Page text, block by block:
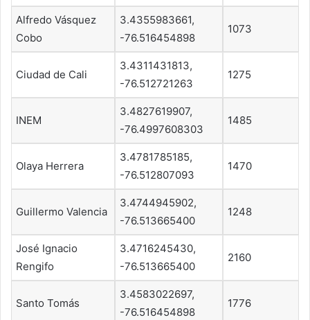
Alfredo Vásquez
Cobo
3.4355983661,
-76.516454898
1073
Ciudad de Cali
3.4311431813,
-76.512721263
1275
INEM
3.4827619907,
-76.4997608303
1485
Olaya Herrera
3.4781785185,
-76.512807093
1470
Guillermo Valencia
3.4744945902,
-76.513665400
1248
José Ignacio
Rengifo
3.4716245430,
-76.513665400
2160
Santo Tomás
3.4583022697,
-76.516454898
1776